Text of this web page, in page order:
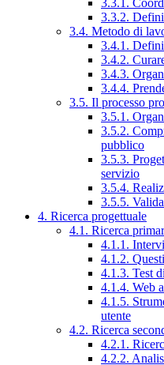
3.3.1.
3.3.2.
3.4. Metodo di
3.4.1.
3.4.2.
3.4.3.
3.4.4.
3.5. Il processo
3.5.1.
3.5.2.
pubblico
3.5.3.
servizio
3.5.4.
3.5.5.
4. Ricerca progettuale
4.1. Ricerca
4.1.1.
4.1.2.
4.1.3. Test
4.1.4. Web
4.1.5.
utente
4.2. Ricerca
4.2.1.
4.2.2.